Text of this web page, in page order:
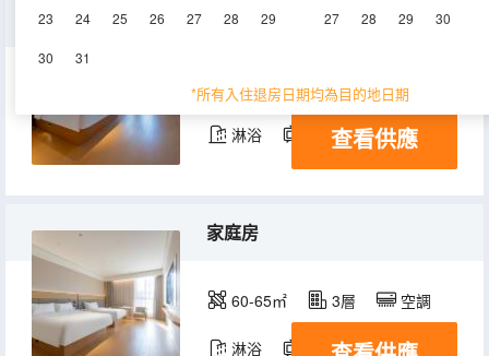
23 24 25 26 27 28 29
30 31
27 28 29 30
*所有入住退房日期均為目的地日期
豪華大床房
33-43㎡ 3-5層
淋浴 電視機 冰箱
查看供應
家庭房
60-65㎡ 3層 空調
淋浴 電視機 冰箱